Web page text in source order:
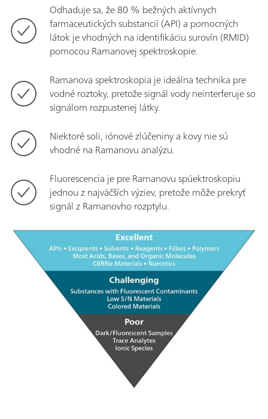
Odhaduje sa, že 80 % bežných aktívnych
farmaceutických substancií (API) a pomocných
látok je vhodných na identifikáciu surovín (RMID)
pomocou Ramanovej spektroskopie.
Ramanova spektroskopia je ideálna technika pre
vodné roztoky, pretože signál vody neinterferuje so
signálom rozpustenej látky.
Niektoré soli, iónové zlúčeniny a kovy nie sú
vhodné na Ramanovu analýzu.
Fluorescencia je pre Ramanovu spúektroskopiu
jednou z najväčších výziev, pretože môže prekryť
signál z Ramanovho rozptylu.